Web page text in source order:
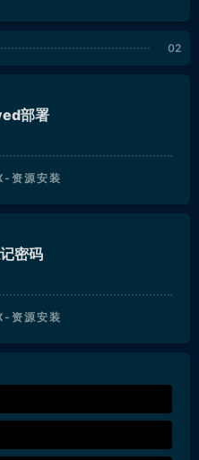
部署
资源安装
密码
资源安装